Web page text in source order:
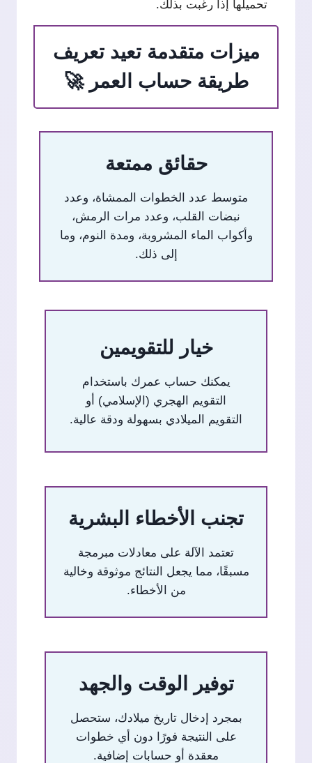
تحميلها إذا رغبت بذلك.
ميزات متقدمة تعيد تعريف
طريقة حساب العمر 🚀
حقائق ممتعة
متوسط عدد الخطوات الممشاة، وعدد
نبضات القلب، وعدد مرات الرمش،
وأكواب الماء المشروبة، ومدة النوم، وما
إلى ذلك.
خيار للتقويمين
يمكنك حساب عمرك باستخدام
التقويم الهجري (الإسلامي) أو
التقويم الميلادي بسهولة ودقة عالية.
تجنب الأخطاء البشرية
تعتمد الآلة على معادلات مبرمجة
مسبقًا، مما يجعل النتائج موثوقة وخالية
من الأخطاء.
توفير الوقت والجهد
بمجرد إدخال تاريخ ميلادك، ستحصل
على النتيجة فورًا دون أي خطوات
معقدة أو حسابات إضافية.